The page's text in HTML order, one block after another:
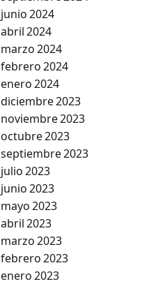
junio 2024
abril 2024
marzo 2024
febrero 2024
enero 2024
diciembre 2023
noviembre 2023
octubre 2023
septiembre 2023
julio 2023
junio 2023
mayo 2023
abril 2023
marzo 2023
febrero 2023
enero 2023